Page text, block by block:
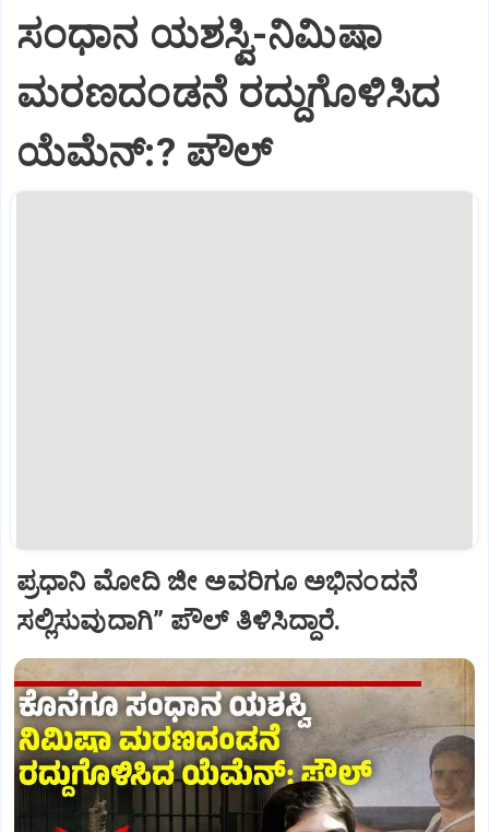
ಸಂಧಾನ ಯಶಸ್ವಿ-ನಿಮಿಷಾ
ಮರಣದಂಡನೆ ರದ್ದುಗೊಳಿಸಿದ
ಯೆಮೆನ್:? ಪೌಲ್
ಪ್ರಧಾನಿ ಮೋದಿ ಜೀ ಅವರಿಗೂ ಅಭಿನಂದನೆ
ಸಲ್ಲಿಸುವುದಾಗಿ” ಪೌಲ್‌ ತಿಳಿಸಿದ್ದಾರೆ.